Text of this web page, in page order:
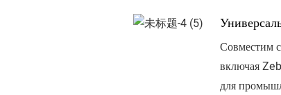
Совместим
включая
для